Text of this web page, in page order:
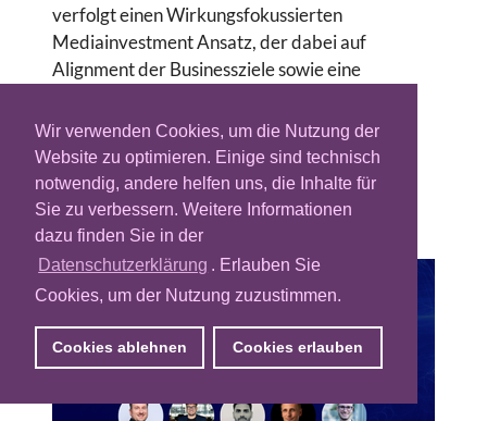
Wir verwenden Cookies, um die Nutzung der
Website zu optimieren. Einige sind technisch
notwendig, andere helfen uns, die Inhalte für
Sie zu verbessern. Weitere Informationen
dazu finden Sie in der
Datenschutzerklärung . Erlauben Sie
Cookies, um der Nutzung zuzustimmen.
Cookies ablehnen Cookies erlauben
verfolgt einen Wirkungsfokussierten
Mediainvestment Ansatz, der dabei auf
Alignment der Businessziele sowie eine
Werbewirkung setzt.
Für Profil-Updates, wenden Sie sich bitte an:
redaktion@adzine.de